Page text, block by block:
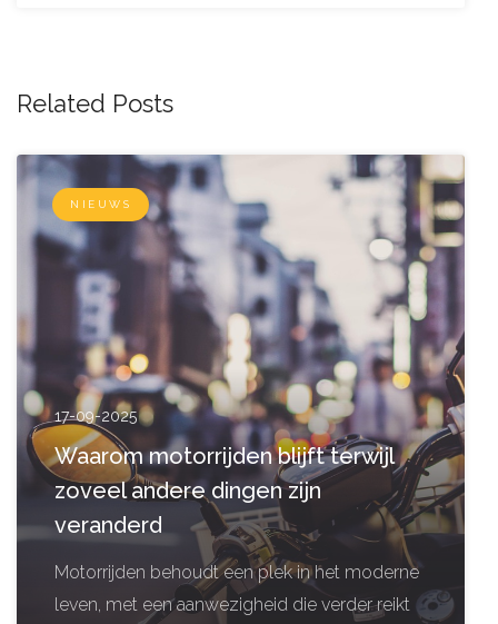
Related Posts
NIEUWS
17-09-2025
Waarom motorrijden blijft terwijl
zoveel andere dingen zijn
veranderd
Motorrijden behoudt een plek in het moderne
leven, met een aanwezigheid die verder reikt